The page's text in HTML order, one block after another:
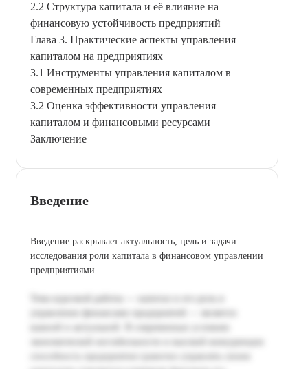
2.2 Структура капитала и её влияние на
финансовую устойчивость предприятий
Глава 3. Практические аспекты управления
капиталом на предприятиях
3.1 Инструменты управления капиталом в
современных предприятиях
3.2 Оценка эффективности управления
капиталом и финансовыми ресурсами
Заключение
Введение
Введение раскрывает актуальность, цель и задачи
исследования роли капитала в финансовом управлении
предприятиями.